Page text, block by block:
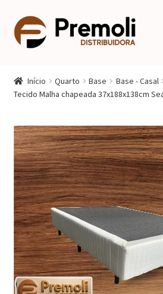
Pular
para
navegação
Pular
para
Quarto
Sala
Móveis Infantis
Fogão
Multiuso
Mesa Gamer
Início Quarto Base Base - Casal
Tecido Malha chapeada 37x188x138cm